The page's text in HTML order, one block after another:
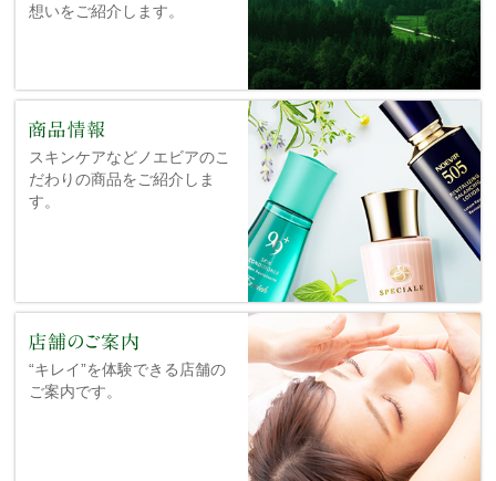
想いをご紹介します。
スキンケアなどノエビアのこ
だわりの商品をご紹介しま
す。
“キレイ”を体験できる店舗の
ご案内です。